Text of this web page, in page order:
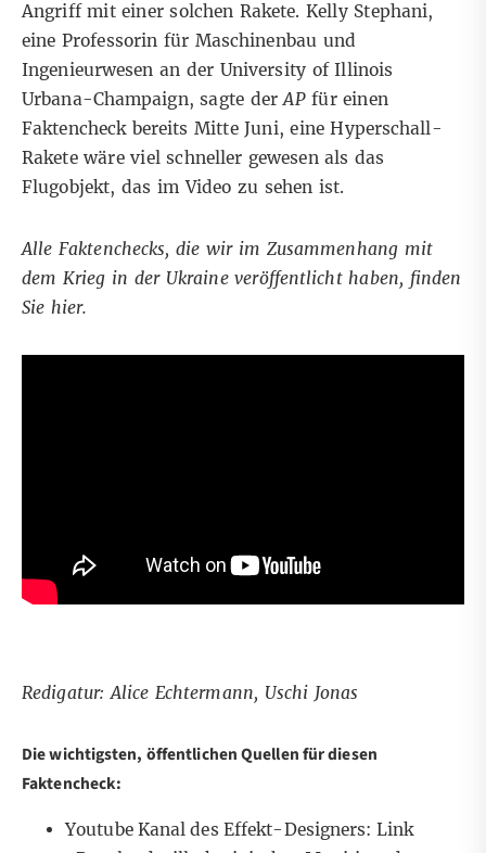
Angriff mit einer solchen Rakete. Kelly Stephani,
eine Professorin für Maschinenbau und
Ingenieurwesen an der University of Illinois
Urbana-Champaign, sagte derAP für einen
Faktencheck bereits Mitte Juni, eine Hyperschall-
Rakete wäre viel schneller gewesen als das
Flugobjekt, das im Video zu sehen ist.
Alle Faktenchecks, die wir im Zusammenhang mit
dem Krieg in der Ukraine veröffentlicht haben, finden
Sie hier.
Redigatur: Alice Echtermann, Uschi Jonas
Die wichtigsten, öffentlichen Quellen für diesen
Faktencheck:
Youtube Kanal des Effekt-Designers: Link